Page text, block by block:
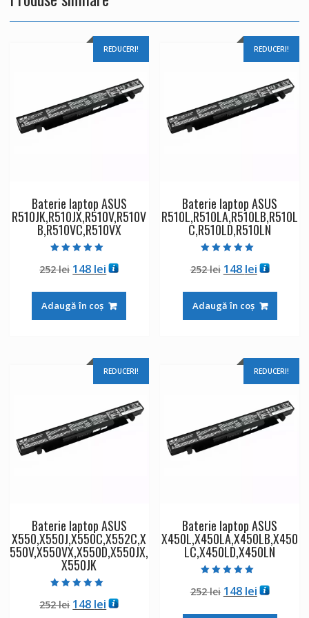
REDUCERI!
Baterie laptop ASUS
R510JK,R510JX,R510V,R510V
B,R510VC,R510VX
5.00
din 5
252lei Prețul
a
fost:
148 leiPrețul
este:
148 lei.
Adaugă în coș
REDUCERI!
Baterie laptop ASUS
R510L,R510LA,R510LB,R510L
C,R510LD,R510LN
5.00
din 5
252lei Prețul
a
fost:
148 leiPrețul
este:
148 lei.
Adaugă în coș
REDUCERI!
Baterie laptop ASUS
X550,X550J,X550C,X552C,X
550V,X550VX,X550D,X550JX,
X550JK
5.00
din 5
252lei Prețul
148 leiPrețul
REDUCERI!
Baterie laptop ASUS
X450L,X450LA,X450LB,X450
LC,X450LD,X450LN
5.00
din 5
252lei Prețul
148 leiPrețul